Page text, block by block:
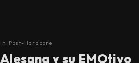
In Post-Hardcore
Alesana y su EMOtivo